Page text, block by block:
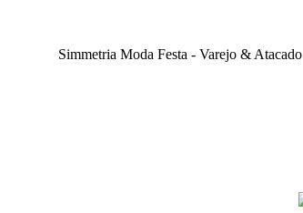
Simmetria Moda Festa - Varejo & Atacado